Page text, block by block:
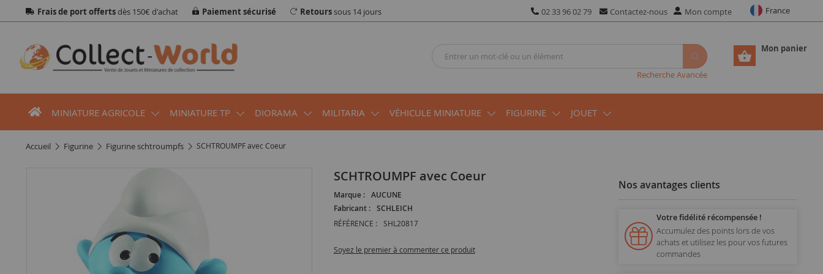
Frais de port offertsdès 150€ d'achat Paiement sécurisé Retourssous 14 jours 02 33 96 02 79 Contactez-nous Mon compte France
Mon panier
Recherche Avancée
MINIATURE AGRICOLE MINIATURE TP DIORAMA MILITARIA VÉHICULE MINIATURE FIGURINE JOUET
accueil figurine figurine schtroumpfs SCHTROUMPF avec Coeur
SCHTROUMPF avec Coeur
Marque :
AUCUNE
Fabricant :
SCHLEICH
RÉFÉRENCE : SHL20817
Soyez le premier à commenter ce produit
Nos avantages clients
Votre fidélité récompensée !
Accumulez des points lors de vos
achats et utilisez les pour vos futures
commandes